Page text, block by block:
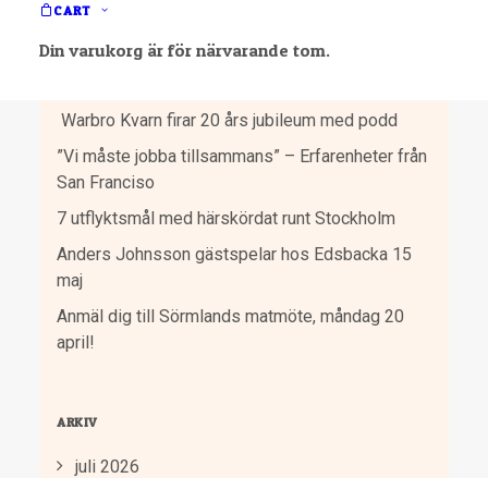
CART
Din varukorg är för närvarande tom.
Warbro Kvarn firar 20 års jubileum med podd
”Vi måste jobba tillsammans” – Erfarenheter från
San Franciso
7 utflyktsmål med härskördat runt Stockholm
Anders Johnsson gästspelar hos Edsbacka 15
maj
Anmäl dig till Sörmlands matmöte, måndag 20
april!
ARKIV
juli 2026